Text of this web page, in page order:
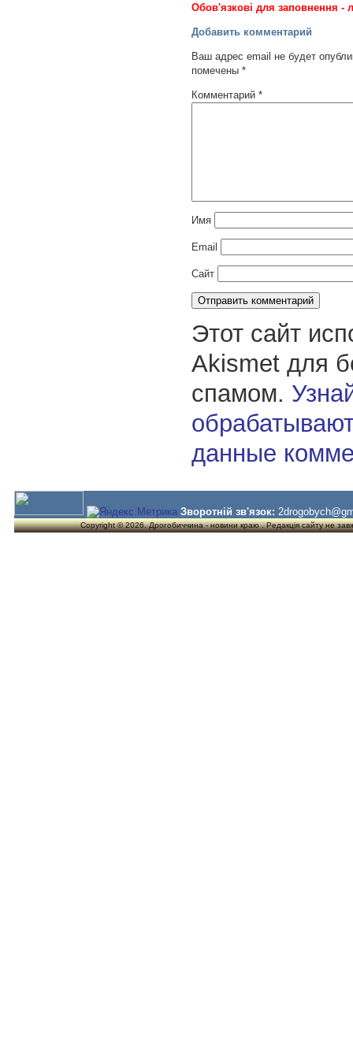
Обов'язкові для заповнення -
Добавить комментарий
Ваш адрес email не будет
помечены *
Комментарий *
Имя
Email
Сайт
Этот сайт
Akismet для
спамом.
данные
Зворотній зв'язок:
Copyright © 2026. Дрогобиччина - новини краю . Редакція сайту не